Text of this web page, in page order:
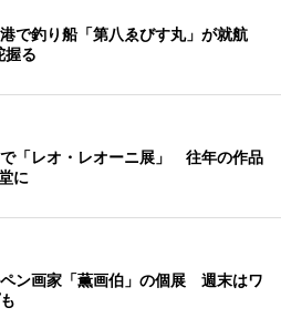
で釣り船「第八ゑびす丸」が就航
握る
「レオ・レオーニ展」 往年の作品
に
ン画家「薫画伯」の個展 週末はワ